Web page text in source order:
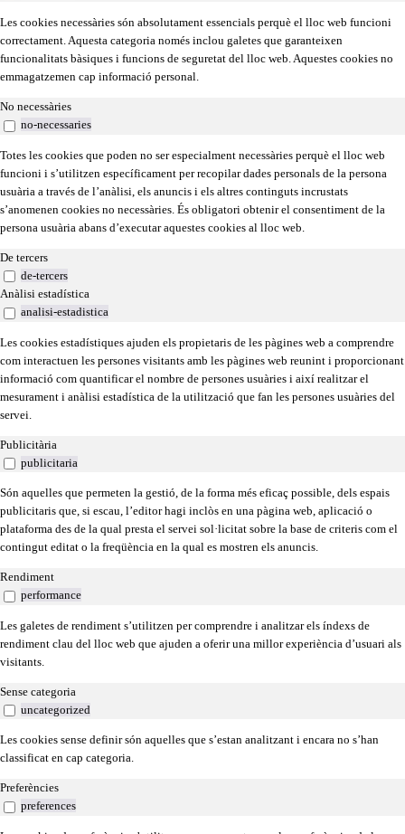
Les cookies necessàries són absolutament essencials perquè el lloc web funcioni
correctament. Aquesta categoria només inclou galetes que garanteixen
funcionalitats bàsiques i funcions de seguretat del lloc web. Aquestes cookies no
emmagatzemen cap informació personal.
No necessàries
no-necessaries
Totes les cookies que poden no ser especialment necessàries perquè el lloc web
funcioni i s’utilitzen específicament per recopilar dades personals de la persona
usuària a través de l’anàlisi, els anuncis i els altres continguts incrustats
s’anomenen cookies no necessàries. És obligatori obtenir el consentiment de la
persona usuària abans d’executar aquestes cookies al lloc web.
De tercers
de-tercers
Anàlisi estadística
analisi-estadistica
Les cookies estadístiques ajuden els propietaris de les pàgines web a comprendre
com interactuen les persones visitants amb les pàgines web reunint i proporcionant
informació com quantificar el nombre de persones usuàries i així realitzar el
mesurament i anàlisi estadística de la utilització que fan les persones usuàries del
servei.
Publicitària
publicitaria
Són aquelles que permeten la gestió, de la forma més eficaç possible, dels espais
publicitaris que, si escau, l’editor hagi inclòs en una pàgina web, aplicació o
plataforma des de la qual presta el servei sol·licitat sobre la base de criteris com el
contingut editat o la freqüència en la qual es mostren els anuncis.
Rendiment
performance
Les galetes de rendiment s’utilitzen per comprendre i analitzar els índexs de
rendiment clau del lloc web que ajuden a oferir una millor experiència d’usuari als
visitants.
Sense categoria
uncategorized
Les cookies sense definir són aquelles que s’estan analitzant i encara no s’han
classificat en cap categoria.
Preferències
preferences